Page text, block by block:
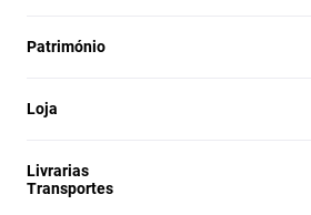
Património
Loja
Livrarias
Transportes